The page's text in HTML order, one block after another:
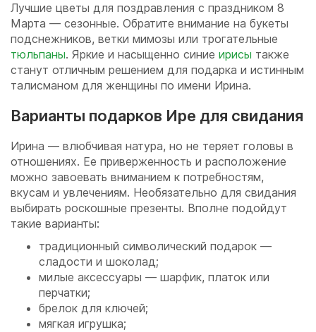
Лучшие цветы для поздравления с праздником 8
Марта — сезонные. Обратите внимание на букеты
подснежников, ветки мимозы или трогательные
тюльпаны. Яркие и насыщенно синие ирисы также
станут отличным решением для подарка и истинным
талисманом для женщины по имени Ирина.
Варианты подарков Ире для свидания
Ирина — влюбчивая натура, но не теряет головы в
отношениях. Ее приверженность и расположение
можно завоевать вниманием к потребностям,
вкусам и увлечениям. Необязательно для свидания
выбирать роскошные презенты. Вполне подойдут
такие варианты:
традиционный символический подарок —
сладости и шоколад;
милые аксессуары — шарфик, платок или
перчатки;
брелок для ключей;
мягкая игрушка;